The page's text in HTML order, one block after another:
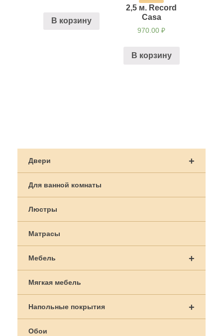
В корзину
2,5 м. Record
Casa
970.00₽
В корзину
по
записям
+
Двери
Для ванной комнаты
Люстры
Матрасы
+
Мебель
Мягкая мебель
+
Напольные покрытия
Обои